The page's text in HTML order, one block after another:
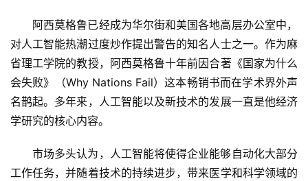
阿西莫格鲁已经成为华尔街和美国各地高层办公室中，
对人工智能热潮过度炒作提出警告的知名人士之一。作为麻
省理工学院的教授，阿西莫格鲁十年前因合著《国家为什么
会失败》（Why Nations Fail）这本畅销书而在学术界外声
名鹊起。多年来，人工智能以及新技术的发展一直是他经济
学研究的核心内容。
市场多头认为，人工智能将使得企业能够自动化大部分
工作任务，并随着技术的持续进步，带来医学和科学领域的